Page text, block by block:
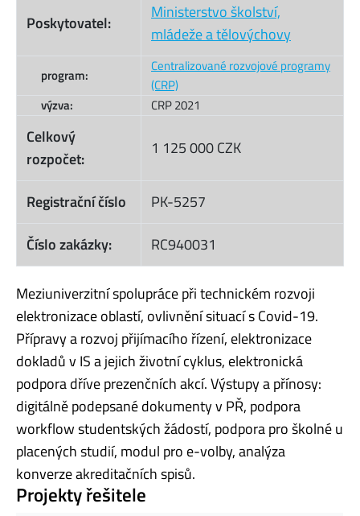
Poskytovatel:
Ministerstvo školství,
mládeže a tělovýchovy
program:
Centralizované rozvojové programy
(CRP)
výzva:
CRP 2021
Celkový
rozpočet:
1 125 000 CZK
Registrační číslo
PK-5257
Číslo zakázky:
RC940031
Meziuniverzitní spolupráce při technickém rozvoji
elektronizace oblastí, ovlivnění situací s Covid-19.
Přípravy a rozvoj přijímacího řízení, elektronizace
dokladů v IS a jejich životní cyklus, elektronická
podpora dříve prezenčních akcí. Výstupy a přínosy:
digitálně podepsané dokumenty v PŘ, podpora
workflow studentských žádostí, podpora pro školné u
placených studií, modul pro e-volby, analýza
konverze akreditačních spisů.
Projekty řešitele